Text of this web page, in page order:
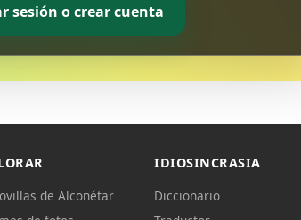
sesión o crear cuenta
de Alconétar
IDIOSINCRASIA
Diccionario